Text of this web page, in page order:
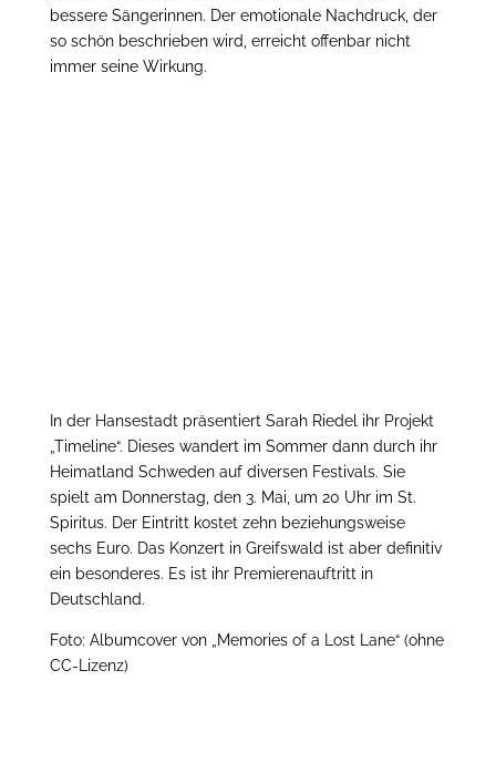
bessere Sängerinnen. Der emotionale Nachdruck, der
so schön beschrieben wird, erreicht offenbar nicht
immer seine Wirkung.
In der Hansestadt präsentiert Sarah Riedel ihr Projekt
„Timeline“. Dieses wandert im Sommer dann durch ihr
Heimatland Schweden auf diversen Festivals. Sie
spielt am Donnerstag, den 3. Mai, um 20 Uhr im St.
Spiritus. Der Eintritt kostet zehn beziehungsweise
sechs Euro. Das Konzert in Greifswald ist aber definitiv
ein besonderes. Es ist ihr Premierenauftritt in
Deutschland.
Foto: Albumcover von „Memories of a Lost Lane“ (ohne
CC-Lizenz)